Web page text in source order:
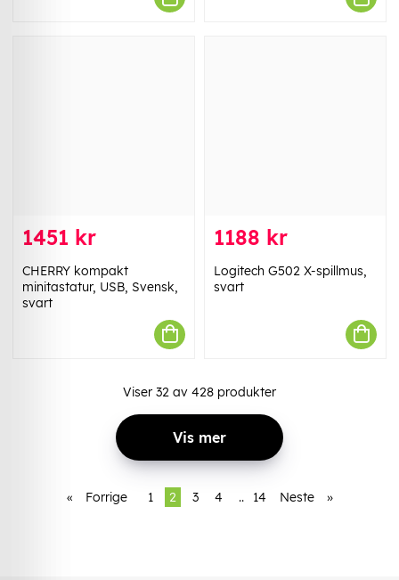
1451 kr
CHERRY kompakt
minitastatur, USB, Svensk,
svart
1188 kr
Logitech G502 X-spillmus,
svart
Viser 32 av 428 produkter
Vis mer
« Forrige 1 2 3 4 .. 14 Neste »